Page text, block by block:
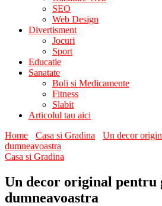
SEO
Web Design
Divertisment
Jocuri
Sport
Educatie
Sanatate
Boli si Medicamente
Fitness
Slabit
Articolul tau aici
Home
Casa si Gradina
Un decor
dumneavoastra
Casa si Gradina
Un decor original pentru
dumneavoastra